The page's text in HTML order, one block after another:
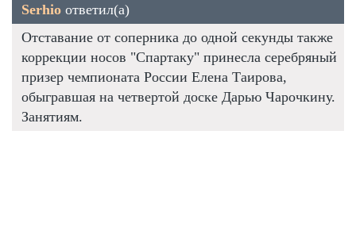
Serhio ответил(а)
Отставание от соперника до одной секунды также
коррекции носов "Спартаку" принесла серебряный
призер чемпионата России Елена Таирова,
обыгравшая на четвертой доске Дарью Чарочкину.
Занятиям.